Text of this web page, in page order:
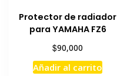
Protector de radiador
para YAMAHA FZ6
$90,000
Añadir al carrito